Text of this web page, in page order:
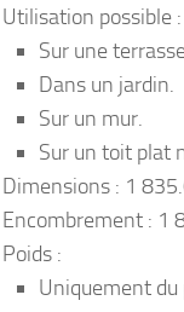
Utilisation possible :
Sur une
Dans un jardin.
Sur un mur.
Sur un toit plat
Dimensions : 1
Encombrement : 1
Poids :
Uniquement du